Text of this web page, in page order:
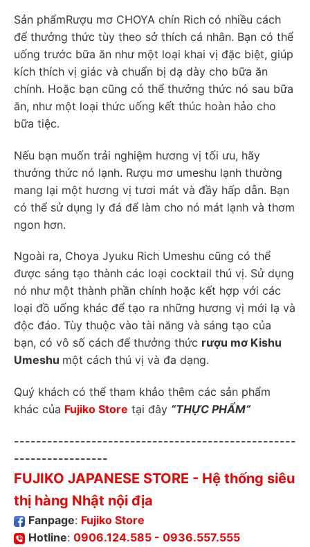
Sản phẩmRượu mơ CHOYA chín Rich có nhiều cách
để thưởng thức tùy theo sở thích cá nhân. Bạn có thể
uống trước bữa ăn như một loại khai vị đặc biệt, giúp
kích thích vị giác và chuẩn bị dạ dày cho bữa ăn
chính. Hoặc bạn cũng có thể thưởng thức nó sau bữa
ăn, như một loại thức uống kết thúc hoàn hảo cho
bữa tiệc.
Nếu bạn muốn trải nghiệm hương vị tối ưu, hãy
thưởng thức nó lạnh. Rượu mơ umeshu lạnh thường
mang lại một hương vị tươi mát và đầy hấp dẫn. Bạn
có thể sử dụng ly đá để làm cho nó mát lạnh và thơm
ngon hơn.
Ngoài ra, Choya Jyuku Rich Umeshu cũng có thể
được sáng tạo thành các loại cocktail thú vị. Sử dụng
nó như một thành phần chính hoặc kết hợp với các
loại đồ uống khác để tạo ra những hương vị mới lạ và
độc đáo. Tùy thuộc vào tài năng và sáng tạo của
bạn, có vô số cách để thưởng thức rượu mơ Kishu
Umeshu một cách thú vị và đa dạng.
Quý khách có thể tham khảo thêm các sản phẩm
khác của Fujiko Store tại đây “THỰC PHẨM“
---------------------------------------------------
-----------------
FUJIKO JAPANESE STORE - Hệ thống siêu
thị hàng Nhật nội địa
Fanpage: Fujiko Store
Hotline: 0906.124.585 - 0936.557.555